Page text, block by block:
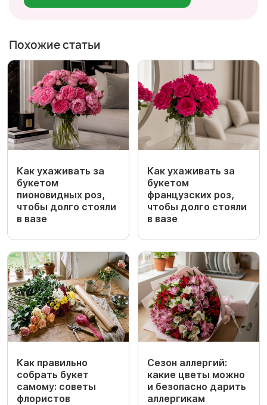
Похожие статьи
Как ухаживать за
букетом
пионовидных роз,
чтобы долго стояли
в вазе
Как ухаживать за
букетом
французских роз,
чтобы долго стояли
в вазе
Как правильно
собрать букет
самому: советы
флористов
Сезон аллергий:
какие цветы можно
и безопасно дарить
аллергикам